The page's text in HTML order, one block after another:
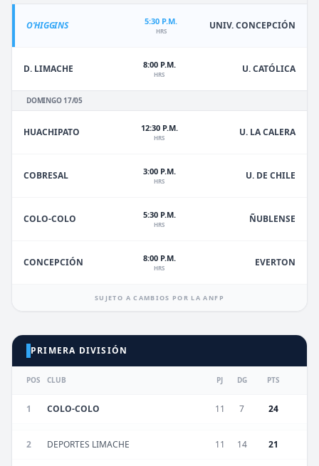
O'HIGGINS 5:30 P.M.
HRS UNIV. CONCEPCIÓN
D. LIMACHE 8:00 P.M.
HRS U. CATÓLICA
DOMINGO 17/05
HUACHIPATO 12:30 P.M.
HRS U. LA CALERA
COBRESAL 3:00 P.M.
HRS U. DE CHILE
COLO-COLO 5:30 P.M.
HRS ÑUBLENSE
CONCEPCIÓN 8:00 P.M.
HRS EVERTON
SUJETO A CAMBIOS POR LA ANFP
PRIMERA DIVISIÓN
POS CLUB PJ DG PTS
1 COLO-COLO 11 7 24
2 DEPORTES LIMACHE 11 14 21